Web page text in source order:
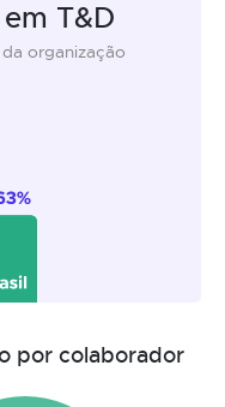
T&D
organização
por colaborador